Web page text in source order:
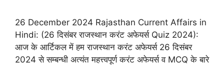
26 December 2024 Rajasthan Current Affairs in
Hindi: (26 दिसंबर राजस्थान करंट अफेयर्स Quiz 2024):
आज के आर्टिकल में हम राजस्थान करंट अफेयर्स 26 दिसंबर
2024 से सम्बन्धी अत्यंत महत्त्वपूर्ण करंट अफेयर्स व MCQ के बारे